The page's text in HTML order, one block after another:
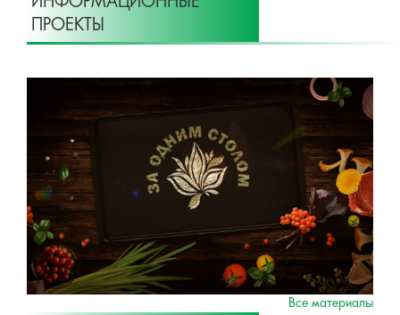
ПРОЕКТЫ
Все материалы